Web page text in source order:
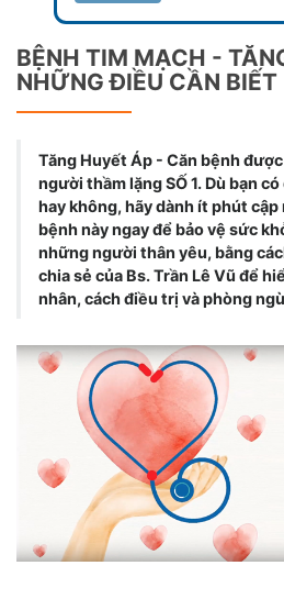
BỆNH TIM MẠCH -
NHỮNG ĐIỀU CẦN BIẾT
Tăng Huyết Áp - Căn bệnh
người thầm lặng SỐ 1. Dù bạn
hay không, hãy dành ít phút
bệnh này ngay để bảo vệ sức
những người thân yêu, bằng
chia sẻ của Bs. Trần Lê Vũ để
nhân, cách điều trị và phòng